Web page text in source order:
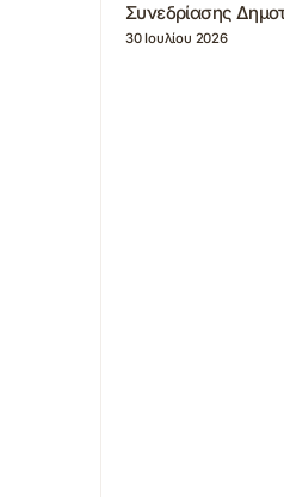
Συνεδρίασης
30 Ιουλίου 2026